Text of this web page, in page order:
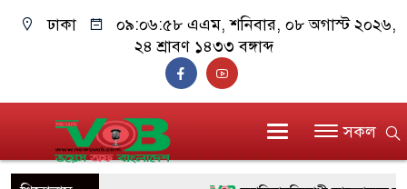
ঢাকা ০৯:০৬:৫৮ এএম, শনিবার, ০৮ অগাস্ট ২০২৬,
২৪ শ্রাবণ ১৪৩৩ বঙ্গাব্দ
সকল